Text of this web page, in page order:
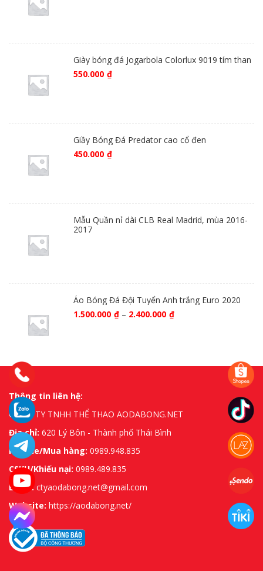
Giày bóng đá Jogarbola Colorlux 9019 tím than
550.000 ₫
Giầy Bóng Đá Predator cao cổ đen
450.000 ₫
Mẫu Quần nỉ dài CLB Real Madrid, mùa 2016-
2017
Áo Bóng Đá Đội Tuyển Anh trắng Euro 2020
1.500.000 ₫ – 2.400.000 ₫
Thông tin liên hệ:
CÔNG TY TNHH THỂ THAO AODABONG.NET
Địa chỉ: 620 Lý Bôn - Thành phố Thái Bình
Hotline/Mua hàng: 0989.948.835
CSKH/Khiếu nại: 0989.489.835
Email:ctyaodabong.net@gmail.com
Website: https://aodabong.net/